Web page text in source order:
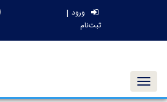
ورود |
ثبت‌نام
Toggle navigation